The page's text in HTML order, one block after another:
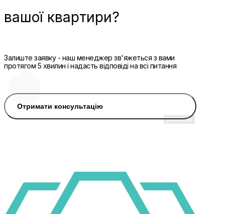
вашої квартири?
Залиште заявку - наш менеджер зв'яжеться з вами
протягом 5 хвилин і надасть відповіді на всі питання
Отримати консультацію